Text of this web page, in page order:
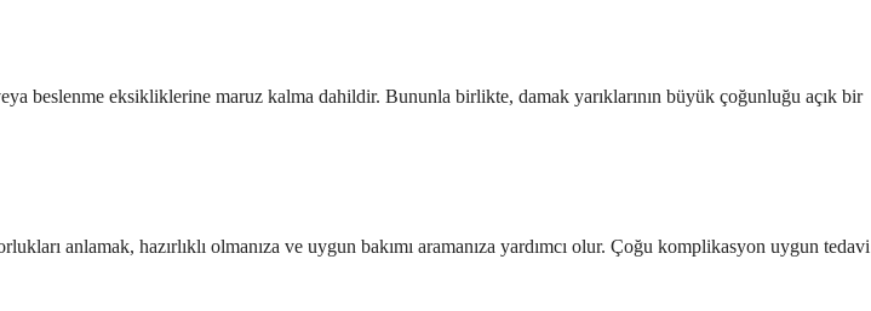
beslenme eksikliklerine maruz kalma dahildir. Bununla birlikte, damak yarıklarının büyük çoğunluğu açık bir
anlamak, hazırlıklı olmanıza ve uygun bakımı aramanıza yardımcı olur. Çoğu komplikasyon uygun tedavi